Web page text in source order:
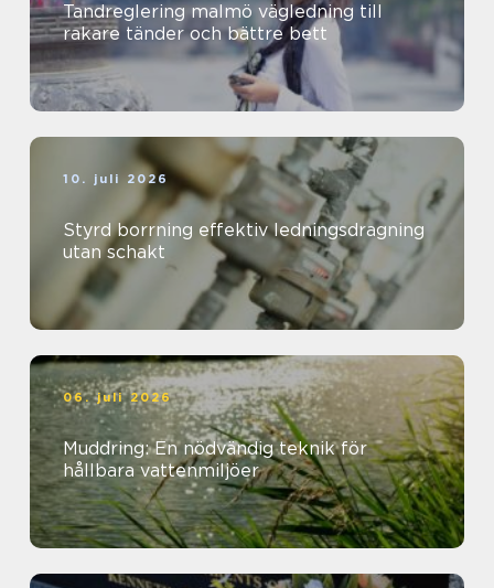
Tandreglering malmö vägledning till
rakare tänder och bättre bett
10. juli 2026
Styrd borrning effektiv ledningsdragning
utan schakt
06. juli 2026
Muddring: En nödvändig teknik för
hållbara vattenmiljöer